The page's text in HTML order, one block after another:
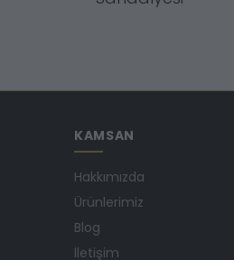
KAMSAN
Hakkımızda
Ürünlerimiz
Blog
İletişim